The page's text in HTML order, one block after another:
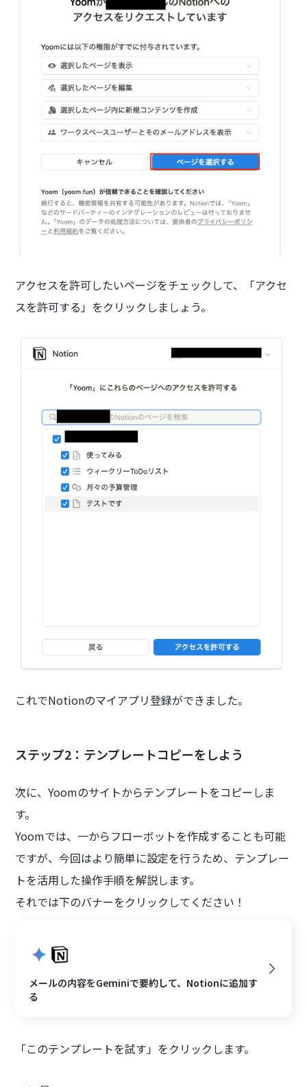
アクセスを許可したいページをチェックして、「アクセ
スを許可する」をクリックしましょう。
これでNotionのマイアプリ登録ができました。
ステップ2：テンプレートコピーをしよう
次に、Yoomのサイトからテンプレートをコピーしま
す。
Yoomでは、一からフローボットを作成することも可能
ですが、今回はより簡単に設定を行うため、テンプレー
トを活用した操作手順を解説します。
それでは下のバナーをクリックしてください！
メールの内容をGeminiで要約して、Notionに追加す
る
「このテンプレートを試す」をクリックします。